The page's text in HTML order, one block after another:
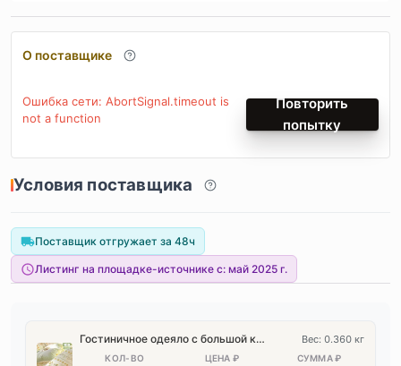
О поставщике
Ошибка сети: AbortSignal.timeout is
not a function
Повторить
попытку
Условия поставщика
Поставщик отгружает за 48ч
Листинг на площадке-источнике с: май 2025 г.
Гостиничное одеяло с большой кроватью [набор из четырёх предметов, 1 упаковка], утолщённое, защищающее от загрязнений Вес: 0.360 кг